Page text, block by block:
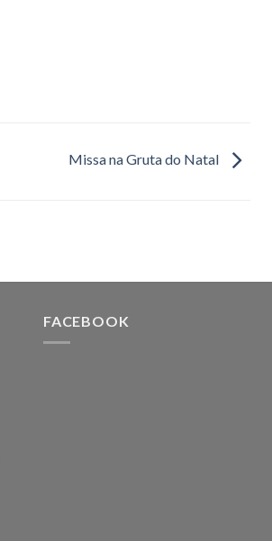
Missa na Gruta do Natal
FACEBOOK